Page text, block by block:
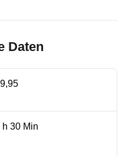
Daten
h 30 Min